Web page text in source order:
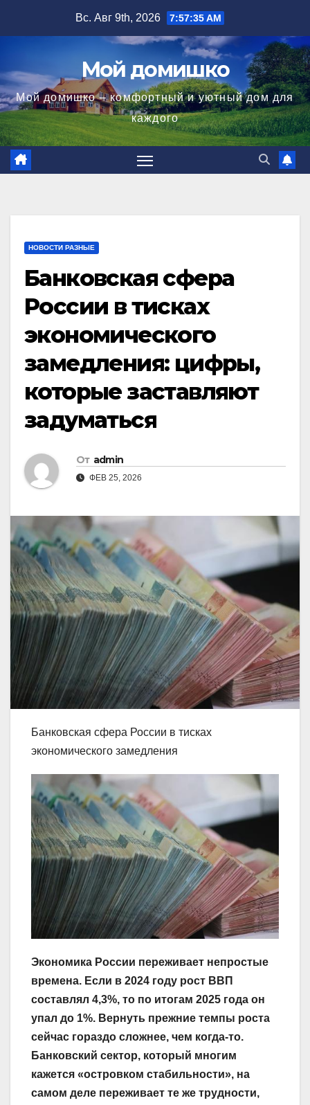
Вс. Авг 9th, 2026 7:57:36 AM
Мой домишко
Мой домишко – комфортный и уютный дом для
каждого
НОВОСТИ РАЗНЫЕ
Банковская сфера
России в тисках
экономического
замедления: цифры,
которые заставляют
задуматься
От admin
ФЕВ 25, 2026
Банковская сфера России в тисках
экономического замедления
Экономика России переживает непростые
времена. Если в 2024 году рост ВВП
составлял 4,3%, то по итогам 2025 года он
упал до 1%. Вернуть прежние темпы роста
сейчас гораздо сложнее, чем когда-то.
Банковский сектор, который многим
кажется «островком стабильности», на
самом деле переживает те же трудности,